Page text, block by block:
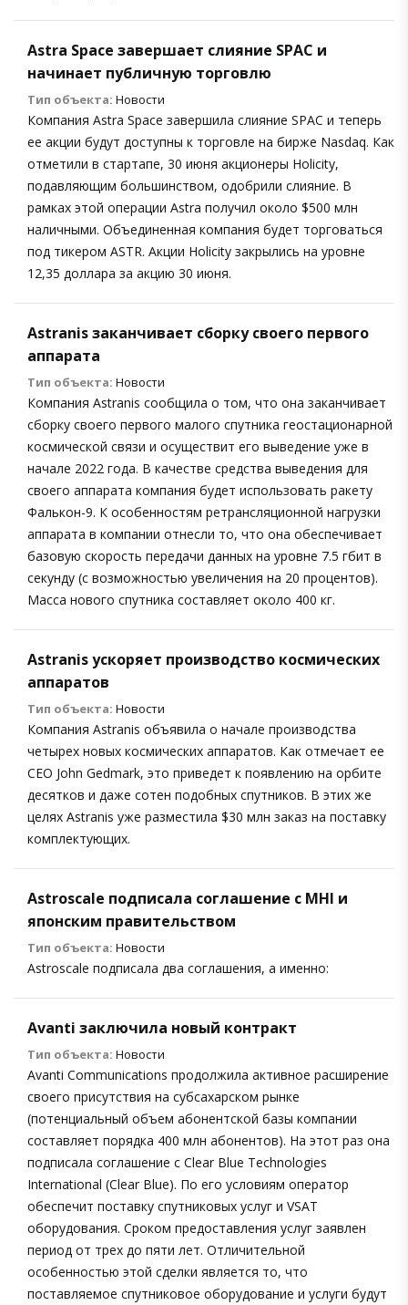
Astra Space завершает слияние SPAC и
начинает публичную торговлю
Тип объекта: Новости
Компания Astra Space завершила слияние SPAC и теперь
ее акции будут доступны к торговле на бирже Nasdaq. Как
отметили в стартапе, 30 июня акционеры Holicity,
подавляющим большинством, одобрили слияние. В
рамках этой операции Astra получил около $500 млн
наличными. Объединенная компания будет торговаться
под тикером ASTR. Акции Holicity закрылись на уровне
12,35 доллара за акцию 30 июня.
Astranis заканчивает сборку своего первого
аппарата
Тип объекта: Новости
Компания Astranis сообщила о том, что она заканчивает
сборку своего первого малого спутника геостационарной
космической связи и осуществит его выведение уже в
начале 2022 года. В качестве средства выведения для
своего аппарата компания будет использовать ракету
Фалькон-9. К особенностям ретрансляционной нагрузки
аппарата в компании отнесли то, что она обеспечивает
базовую скорость передачи данных на уровне 7.5 гбит в
секунду (с возможностью увеличения на 20 процентов).
Масса нового спутника составляет около 400 кг.
Astranis ускоряет производство космических
аппаратов
Тип объекта: Новости
Компания Astranis объявила о начале производства
четырех новых космических аппаратов. Как отмечает ее
CEO John Gedmark, это приведет к появлению на орбите
десятков и даже сотен подобных спутников. В этих же
целях Astranis уже разместила $30 млн заказ на поставку
комплектующих.
Astroscale подписала соглашение с MHI и
японским правительством
Тип объекта: Новости
Astroscale подписала два соглашения, а именно:
Avanti заключила новый контракт
Тип объекта: Новости
Avanti Communications продолжила активное расширение
своего присутствия на субсахарском рынке
(потенциальный объем абонентской базы компании
составляет порядка 400 млн абонентов). На этот раз она
подписала соглашение с Clear Blue Technologies
International (Clear Blue). По его условиям оператор
обеспечит поставку спутниковых услуг и VSAT
оборудования. Сроком предоставления услуг заявлен
период от трех до пяти лет. Отличительной
особенностью этой сделки является то, что
поставляемое спутниковое оборудование и услуги будут